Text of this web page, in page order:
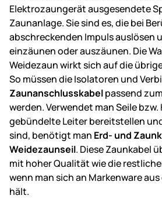
Elektrozaungerät ausgesendete
Zaunanlage. Sie sind es, die bei
abschreckenden Impuls auslösen
einzäunen oder auszäunen. Die
Weidezaun wirkt sich auf die
So müssen die Isolatoren und
Zaunanschlusskabelpassend
werden. Verwendet man Seile bzw.
gebündelte Leiter bereitstellen
sind, benötigt man Erd- und
Weidezaunseil. Diese Zaunkabel
mit hoher Qualität wie die
wenn man sich an Markenware
hält.